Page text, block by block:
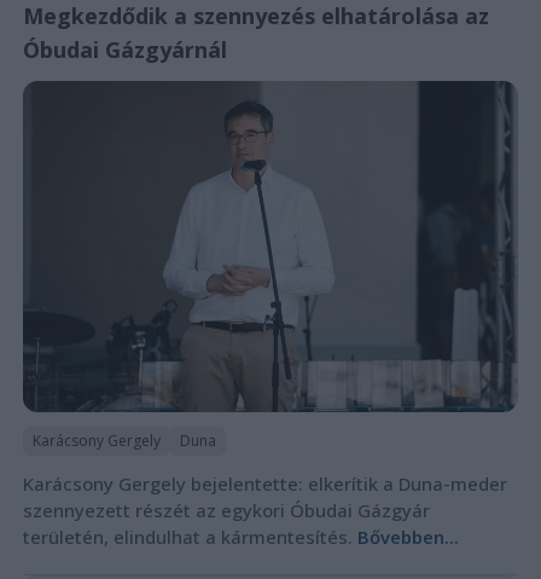
Megkezdődik a szennyezés elhatárolása az
Óbudai Gázgyárnál
Karácsony Gergely Duna
Karácsony Gergely bejelentette: elkerítik a Duna-meder
szennyezett részét az egykori Óbudai Gázgyár
területén, elindulhat a kármentesítés. Bővebben...